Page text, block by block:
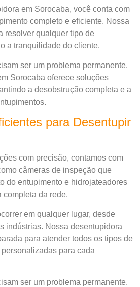
em Sorocaba, você conta com
completo e eficiente. Nossa
resolver qualquer tipo de
a tranquilidade do cliente.
ser um problema permanente.
Sorocaba oferece soluções
a desobstrução completa e a
para Desentupir
com precisão, contamos com
câmeras de inspeção que
do entupimento e hidrojateadores
completa da rede.
em qualquer lugar, desde
indústrias. Nossa desentupidora
para atender todos os tipos de
para cada
ser um problema permanente.